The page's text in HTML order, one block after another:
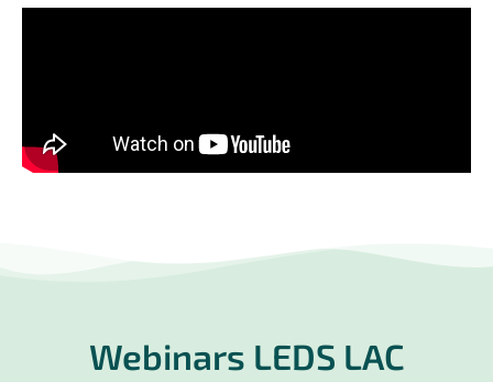
Webinars LEDS LAC